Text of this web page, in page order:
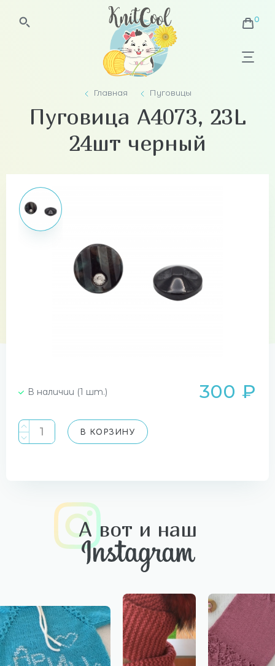
Главная Пуговицы
Пуговица A4073, 23L
24шт черный
В наличии (1 шт.) 300 ₽
В КОРЗИНУ
А вот и наш